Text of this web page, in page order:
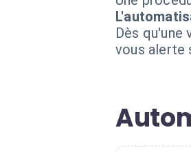
Dès qu'une
vous alerte